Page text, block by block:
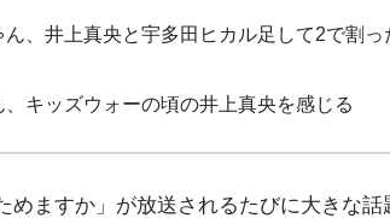
ん、井上真央と宇多田ヒカル足して2で割っ
キッズウォーの頃の井上真央を感じる
めますか」が放送されるたびに大きな話